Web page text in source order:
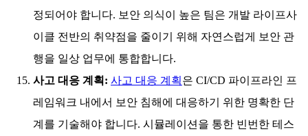
정되어야 합니다. 보안 의식이 높은 팀은 개발 라이프사
이클 전반의 취약점을 줄이기 위해 자연스럽게 보안 관
행을 일상 업무에 통합합니다.
사고 대응 계획: 사고 대응 계획은 CI/CD 파이프라인 프
레임워크 내에서 보안 침해에 대응하기 위한 명확한 단
계를 기술해야 합니다. 시뮬레이션을 통한 빈번한 테스